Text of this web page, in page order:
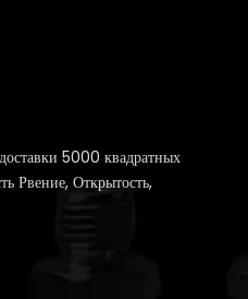
5000 квадратных
Рвение, Открытость,